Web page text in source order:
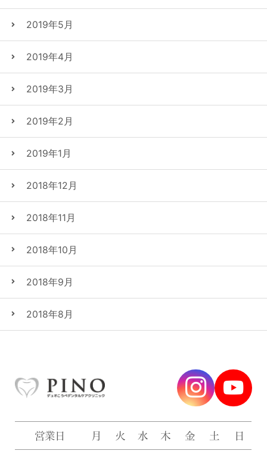
2019年5月
2019年4月
2019年3月
2019年2月
2019年1月
2018年12月
2018年11月
2018年10月
2018年9月
2018年8月
営業日 月 火 水 木 金 土 日